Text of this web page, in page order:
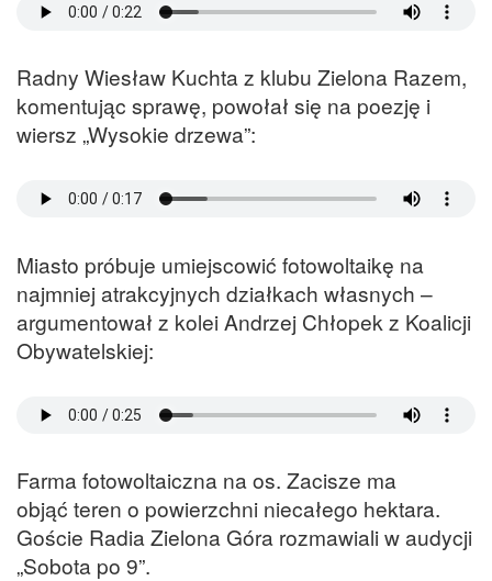
Radny Wiesław Kuchta z klubu Zielona Razem,
komentując sprawę, powołał się na poezję i
wiersz „Wysokie drzewa”:
Miasto próbuje umiejscowić fotowoltaikę na
najmniej atrakcyjnych działkach własnych –
argumentował z kolei Andrzej Chłopek z Koalicji
Obywatelskiej:
Farma fotowoltaiczna na os. Zacisze ma
objąć teren o powierzchni niecałego hektara.
Goście Radia Zielona Góra rozmawiali w audycji
„Sobota po 9”.